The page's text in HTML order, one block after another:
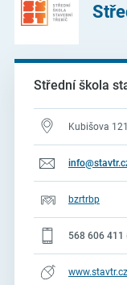
Střední škola
Kubišova
bzrtrbp
568 606 411
www.stavtr.cz